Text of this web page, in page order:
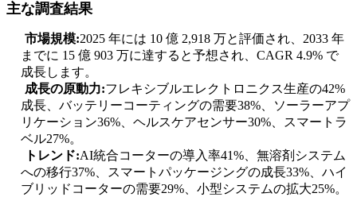
主な調査結果
市場規模:2025 年には 10 億 2,918 万と評価され、2033 年
までに 15 億 903 万に達すると予想され、CAGR 4.9% で
成長します。
成長の原動力:フレキシブルエレクトロニクス生産の42%
成長、バッテリーコーティングの需要38%、ソーラーアプ
リケーション36%、ヘルスケアセンサー30%、スマートラ
ベル27%。
トレンド:AI統合コーターの導入率41%、無溶剤システム
への移行37%、スマートパッケージングの成長33%、ハイ
ブリッドコーターの需要29%、小型システムの拡大25%。